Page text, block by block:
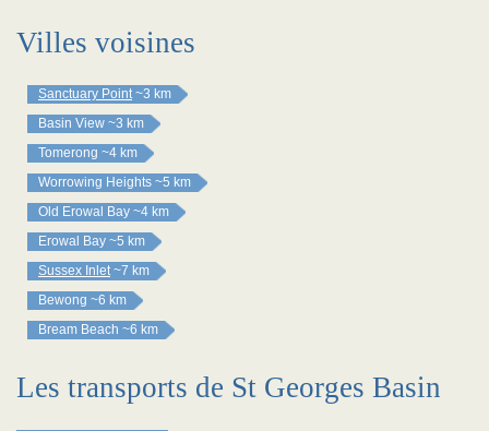
Villes voisines
Sanctuary Point ~3 km
Basin View ~3 km
Tomerong ~4 km
Worrowing Heights ~5 km
Old Erowal Bay ~4 km
Erowal Bay ~5 km
Sussex Inlet ~7 km
Bewong ~6 km
Bream Beach ~6 km
Les transports de St Georges Basin